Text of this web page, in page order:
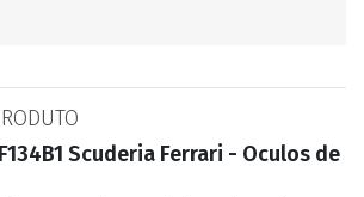
Scuderia Ferrari - Oculos de